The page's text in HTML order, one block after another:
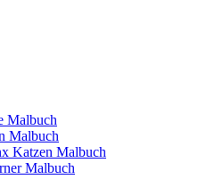
Malbuch
Malbuch
Katzen Malbuch
Malbuch